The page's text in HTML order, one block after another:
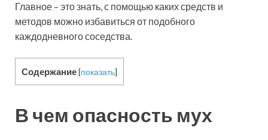
Главное – это знать, с помощью каких средств и
методов можно избавиться от подобного
каждодневного соседства.
Содержание[показать]
В чем опасность мух